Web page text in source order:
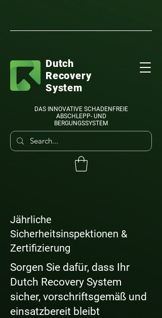
DAS INNOVATIVE SCHADENFREIE
ABSCHLEPP- UND
BERGUNGSSYSTEM
Dutch
Recovery
System
Jährliche
Sicherheitsinspektionen &
Zertifizierung
Sorgen Sie dafür, dass Ihr
Dutch Recovery System
sicher, vorschriftsgemäß und
einsatzbereit bleibt